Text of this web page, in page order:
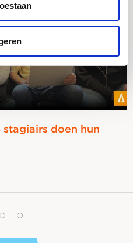
doen hun